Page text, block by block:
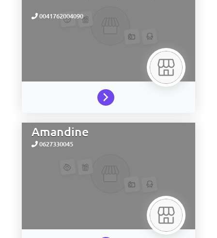
0041762004090
Amandine
0627330045